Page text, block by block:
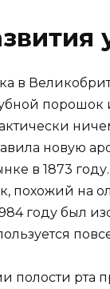
в
новую
в 1873
похожий на
году был
полости рта